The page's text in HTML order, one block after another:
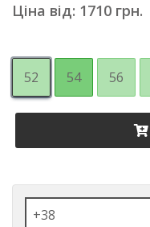
Ціна від: 1710 грн.
52 54 56